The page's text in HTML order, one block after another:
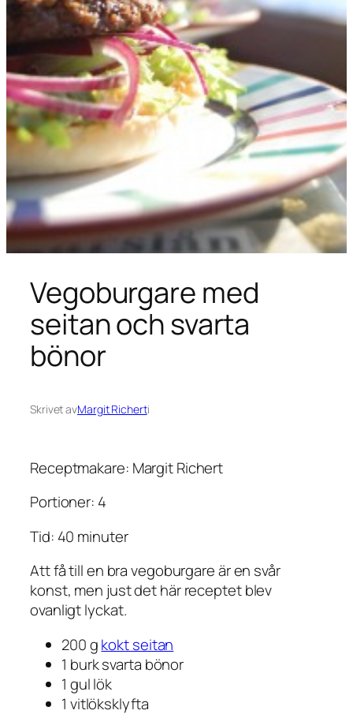
Vegoburgare med
seitan och svarta
bönor
Skrivet avMargit Richerti
Receptmakare: Margit Richert
Portioner: 4
Tid: 40 minuter
Att få till en bra vegoburgare är en svår
konst, men just det här receptet blev
ovanligt lyckat.
200 gkokt seitan
1 burk svarta bönor
1 gul lök
1 vitlöksklyfta